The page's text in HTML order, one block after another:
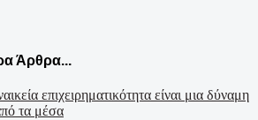
Άρθρα...